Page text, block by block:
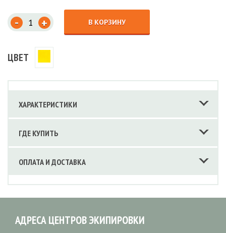
- + В КОРЗИНУ
ЦВЕТ
ХАРАКТЕРИСТИКИ
ГДЕ КУПИТЬ
ОПЛАТА И ДОСТАВКА
АДРЕСА ЦЕНТРОВ ЭКИПИРОВКИ